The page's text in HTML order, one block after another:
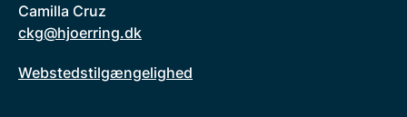
Camilla Cruz
ckg@hjoerring.dk
Webstedstilgængelighed